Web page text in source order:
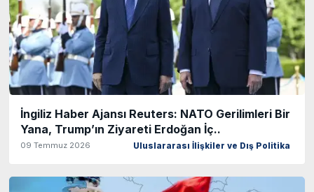
İngiliz Haber Ajansı Reuters: NATO Gerilimleri Bir
Yana, Trump’ın Ziyareti Erdoğan İç..
09 Temmuz 2026 Uluslararası İlişkiler ve Dış Politika